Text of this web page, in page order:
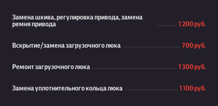
Замена шкива, регулировка привода, замена
ремня привода
1 200 руб.
Вскрытие/замена загрузочного люка 700 руб.
Ремонт загрузочного люка 1 300 руб.
Замена уплотнительного кольца люка 1 100 руб.